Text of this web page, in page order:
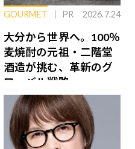
GOURMET PR 2026.7.24
大分から世界へ。100％
麦焼酎の元祖・二階堂
酒造が挑む、革新のグ
ローバル戦略